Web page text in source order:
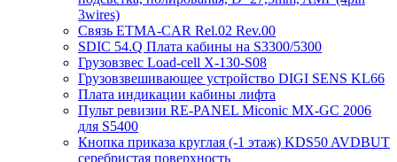
3wires)
Связь ETMA-CAR Rel.02 Rev.00
SDIC 54.Q Плата кабины на S3300/5300
Грузовзвес Load-cell X-130-S08
Грузовзвешивающее устройство DIGI SENS KL66
Плата индикации кабины лифта
Пульт ревизии RE-PANEL Miconic MX-GC 2006
для S5400
Кнопка приказа круглая (-1 этаж) KDS50 AVDBUT
серебристая поверхность